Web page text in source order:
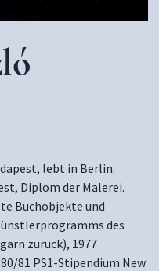
lebt in Berlin.
Diplom der Malerei.
Buchobjekte und
des
zurück), 1977
81 PS1-Stipendium New